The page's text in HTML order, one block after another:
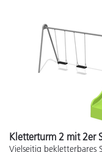
Kletterturm 2 mit 2er
Vielseitig bekletterbares